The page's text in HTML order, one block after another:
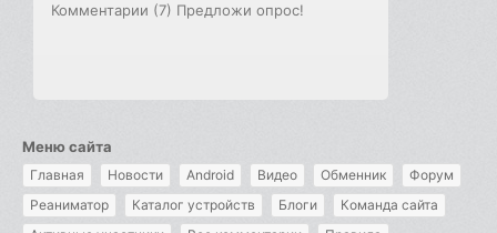
Комментарии (7) Предложи опрос!
Меню сайта
Главная Новости Android Видео Обменник
Форум
Реаниматор
Каталог устройств Блоги
Команда сайта